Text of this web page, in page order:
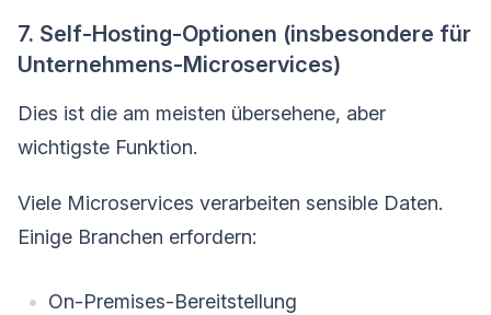
7. Self-Hosting-Optionen (insbesondere für
Unternehmens-Microservices)
Dies ist die am meisten übersehene, aber
wichtigste Funktion.
Viele Microservices verarbeiten sensible Daten.
Einige Branchen erfordern:
On-Premises-Bereitstellung